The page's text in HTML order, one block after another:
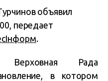
объявил
передает
.
Верховная Рада
в котором